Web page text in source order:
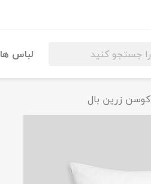
لباس ها
کوسن زرین بال